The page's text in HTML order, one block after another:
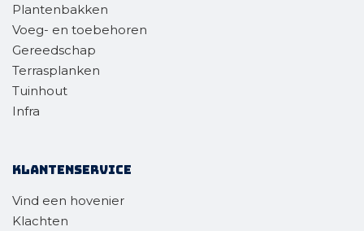
Plantenbakken
Voeg- en toebehoren
Gereedschap
Terrasplanken
Tuinhout
Infra
Klantenservice
Vind een hovenier
Klachten